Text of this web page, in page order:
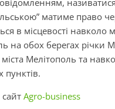
називатися
матиме право
в місцевості навколо
на обох берегах річки
Мелітополь та
пунктів.
сайт Agro-business